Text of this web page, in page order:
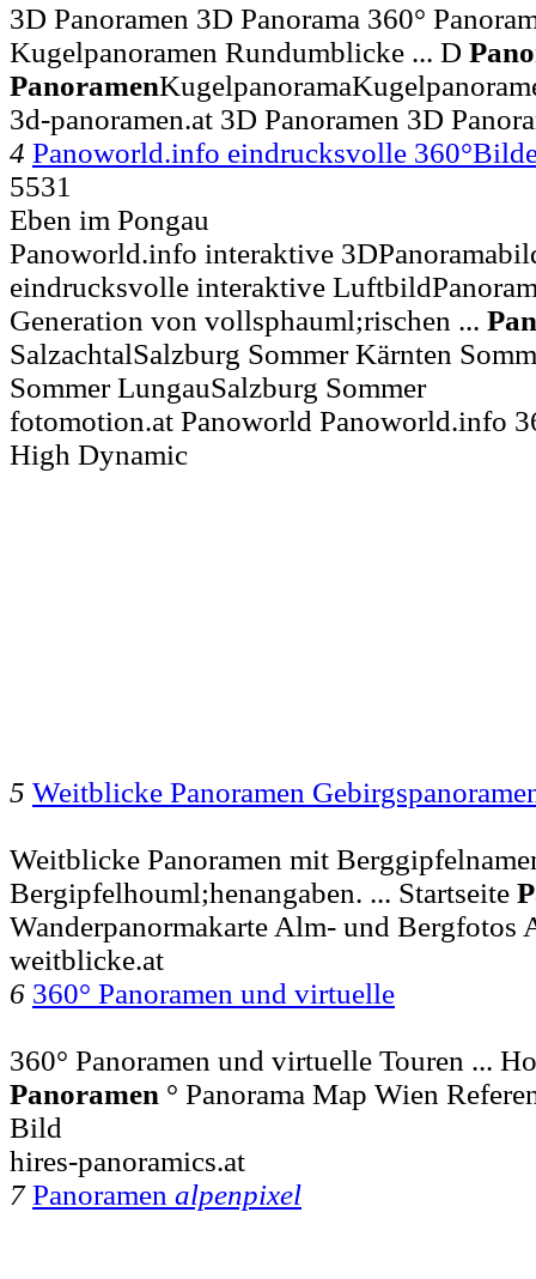
3D Panoramen 3D Panorama 360°
Kugelpanoramen Rundumblicke ... D
Panoramen
3d-panoramen.at 3D Panoramen 3D
4 Panoworld.info eindrucksvolle
5531
Eben im Pongau
Panoworld.info interaktive
eindrucksvolle interaktive
Generation von vollsphauml;rischen ...
SalzachtalSalzburg Sommer Kärnten
Sommer LungauSalzburg Sommer
fotomotion.at Panoworld Panoworld.info
High Dynamic
5 Weitblicke Panoramen
Weitblicke Panoramen mit
Bergipfelhouml;henangaben. ... Startseite
Wanderpanormakarte Alm- und Bergfotos
weitblicke.at
6 360° Panoramen und virtuelle
360° Panoramen und virtuelle Touren ...
Panoramen ° Panorama Map Wien
Bild
hires-panoramics.at
7 Panoramen alpenpixel